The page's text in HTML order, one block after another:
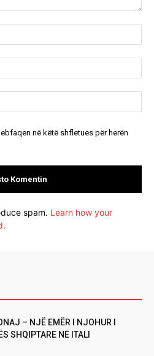
në këtë shfletues për herën
spam. Learn how your
– NJË EMËR I NJOHUR I
SHQIPTARE NË ITALI